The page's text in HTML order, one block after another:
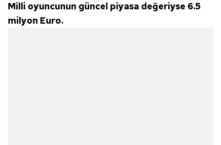
Milli oyuncunun güncel piyasa değeriyse 6.5
milyon Euro.